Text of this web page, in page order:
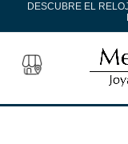
DESCUBRE EL